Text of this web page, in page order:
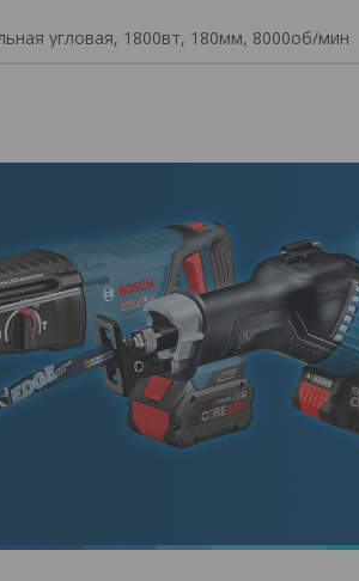
угловая, 1800вт, 180мм, 8000об/мин